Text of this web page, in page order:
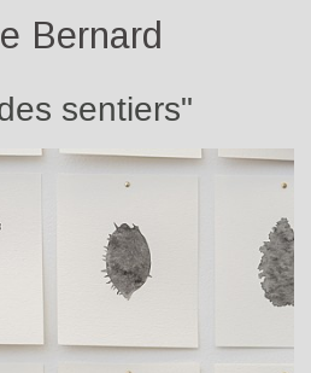
Bernard
sentiers"